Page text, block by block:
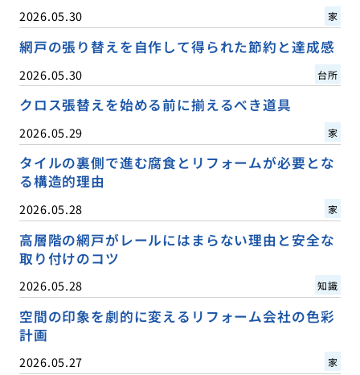
2026.05.30 家
網戸の張り替えを自作して得られた節約と達成感
2026.05.30 台所
クロス張替えを始める前に揃えるべき道具
2026.05.29 家
タイルの裏側で進む腐食とリフォームが必要とな
る構造的理由
2026.05.28 家
高層階の網戸がレールにはまらない理由と安全な
取り付けのコツ
2026.05.28 知識
空間の印象を劇的に変えるリフォーム会社の色彩
計画
2026.05.27 家